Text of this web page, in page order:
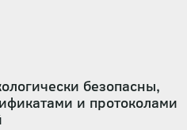
безопасны,
и протоколами